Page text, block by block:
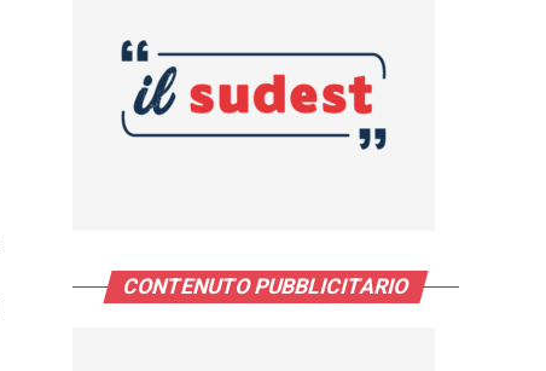
CONTENUTO PUBBLICITARIO